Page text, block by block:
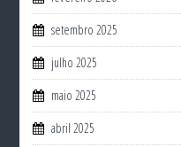
setembro 2025
julho 2025
maio 2025
abril 2025